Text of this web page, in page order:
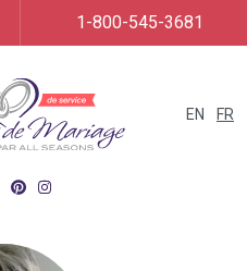
EN FR
1-800-545-3681